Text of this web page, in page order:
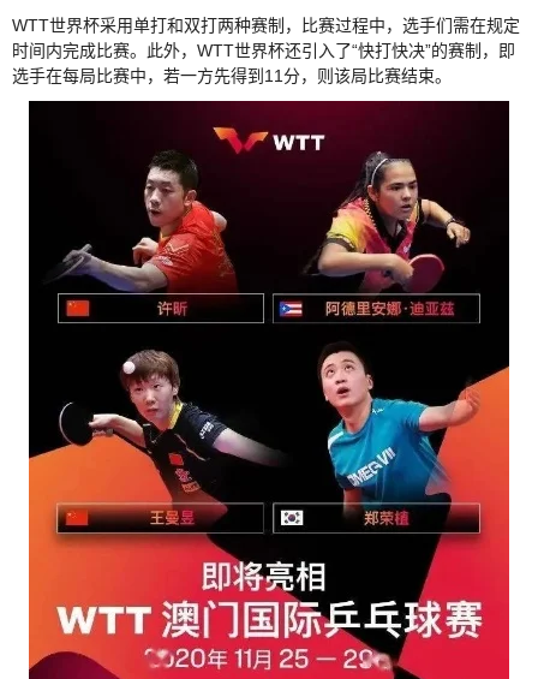
WTT世界杯采用单打和双打两种赛制，比赛过程中，选手们需在规定
时间内完成比赛。此外，WTT世界杯还引入了“快打快决”的赛制，即
选手在每局比赛中，若一方先得到11分，则该局比赛结束。